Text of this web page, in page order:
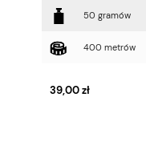
50 gramów
400 metrów
39,00 zł